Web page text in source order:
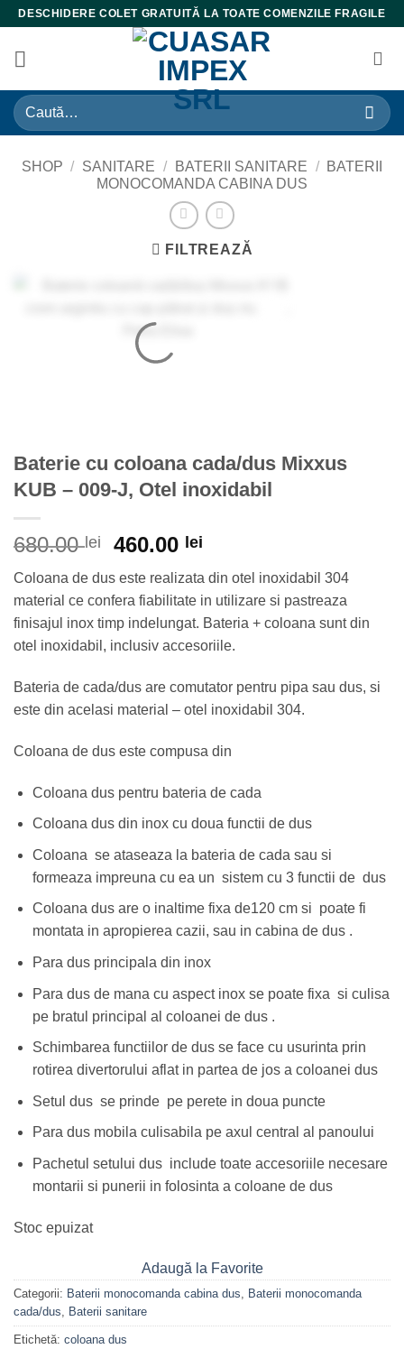
Skip
content
DESCHIDERE COLET GRATUITĂ LA TOATE COMENZILE FRAGILE
Caută
după:
SHOP / SANITARE / BATERII SANITARE /
BATERII
MONOCOMANDA CABINA DUS
FILTREAZĂ
Baterie cu coloana cada/dus Mixxus
KUB – 009-J, Otel inoxidabil
680.00 lei
Prețul
a
fost:
680.00 lei.
460.00 lei
este:
460.00 lei.
Coloana de dus este realizata din otel inoxidabil 304
material ce confera fiabilitate in utilizare si pastreaza
finisajul inox timp indelungat. Bateria + coloana sunt din
otel inoxidabil, inclusiv accesoriile.
Bateria de cada/dus are comutator pentru pipa sau dus, si
este din acelasi material – otel inoxidabil 304.
Coloana de dus este compusa din
Coloana dus pentru bateria de cada
Coloana dus din inox cu doua functii de dus
Coloana se ataseaza la bateria de cada sau si
formeaza impreuna cu ea un sistem cu 3 functii de dus
Coloana dus are o inaltime fixa de120 cm si poate fi
montata in apropierea cazii, sau in cabina de dus .
Para dus principala din inox
Para dus de mana cu aspect inox se poate fixa si culisa
pe bratul principal al coloanei de dus .
Schimbarea functiilor de dus se face cu usurinta prin
rotirea divertorului aflat in partea de jos a coloanei dus
Setul dus se prinde pe perete in doua puncte
Para dus mobila culisabila pe axul central al panoului
Pachetul setului dus include toate accesoriile necesare
montarii si punerii in folosinta a coloane de dus
Stoc epuizat
Adaugă la Favorite
Categorii: Baterii monocomanda cabina dus, Baterii monocomanda
cada/dus, Baterii sanitare
Etichetă: coloana dus